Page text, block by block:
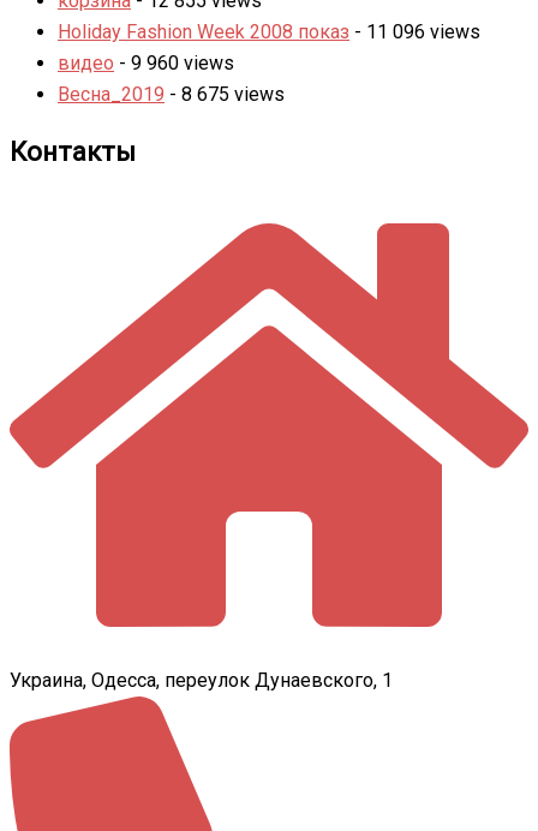
Holiday Fashion Week 2008 показ - 11 096 views
видео - 9 960 views
Весна_2019 - 8 675 views
Контакты
Украина, Одесса, переулок Дунаевского, 1